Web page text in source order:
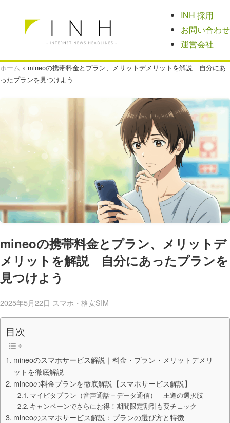
INH 採用
お問い合わせ
運営会社
ホーム » mineoの携帯料金とプラン、メリットデメリットを解説 自分にあ
ったプランを見つけよう
mineoの携帯料金とプラン、メリットデ
メリットを解説 自分にあったプランを
見つけよう
2025年5月22日 スマホ・格安SIM
目次
mineoのスマホサービス解説｜料金・プラン・メリットデメリ
ットを徹底解説
mineoの料金プランを徹底解説【スマホサービス解説】
マイピタプラン（音声通話＋データ通信）｜王道の選択肢
キャンペーンでさらにお得！期間限定割引も要チェック
mineoのスマホサービス解説：プランの選び方と特徴